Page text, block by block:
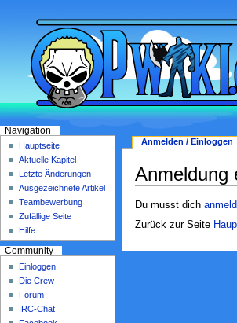
Anmeldung
Du musst dich
Zurück zur Seite
Anmelden / Einloggen
Navigation
Hauptseite
Aktuelle Kapitel
Letzte Änderungen
Ausgezeichnete Artikel
Teambewerbung
Zufällige Seite
Hilfe
Community
Einloggen
Die Crew
Forum
IRC-Chat